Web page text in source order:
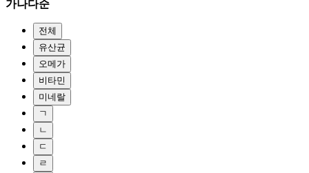
가나다순
전체
유산균
오메가
비타민
미네랄
ㄱ
ㄴ
ㄷ
ㄹ